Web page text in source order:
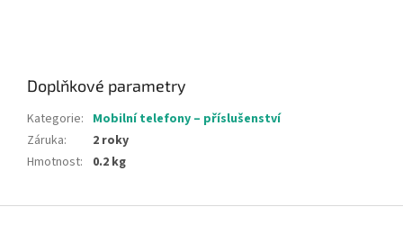
Doplňkové parametry
Kategorie: Mobilní telefony – příslušenství
Záruka:
2 roky
Hmotnost: 0.2 kg